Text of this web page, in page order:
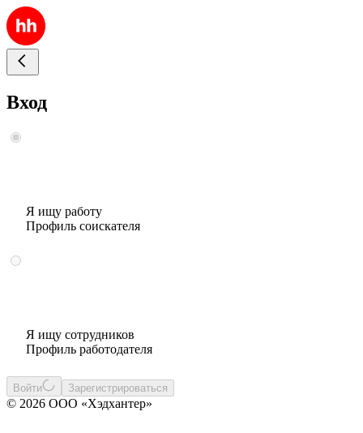
Вход
Я ищу работу
Профиль соискателя
Я ищу сотрудников
Профиль работодателя
Войти Зарегистрироваться
© 2026 ООО «Хэдхантер»